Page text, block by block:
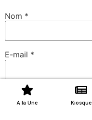
Nom *
E-mail *
Site web
A la Une Kiosque